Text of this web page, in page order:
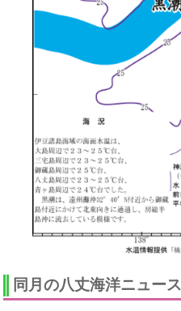
同月の八丈海洋ニュース